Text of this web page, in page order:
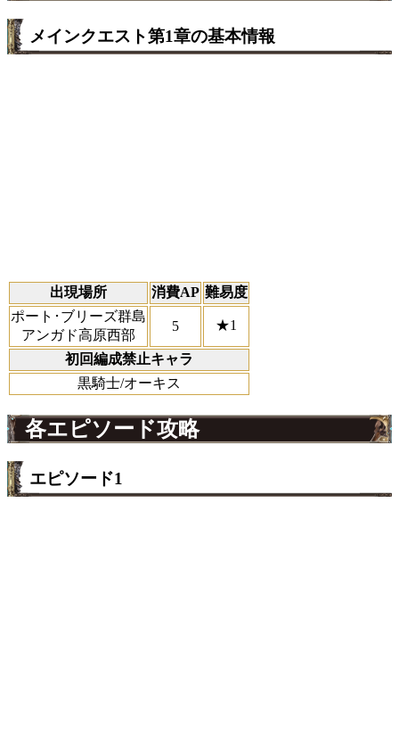
メインクエスト第1章の基本情報
出現場所 消費AP 難易度
ポート･ブリーズ群島
アンガド高原西部
5 ★1
初回編成禁止キャラ
黒騎士/オーキス
各エピソード攻略
エピソード1